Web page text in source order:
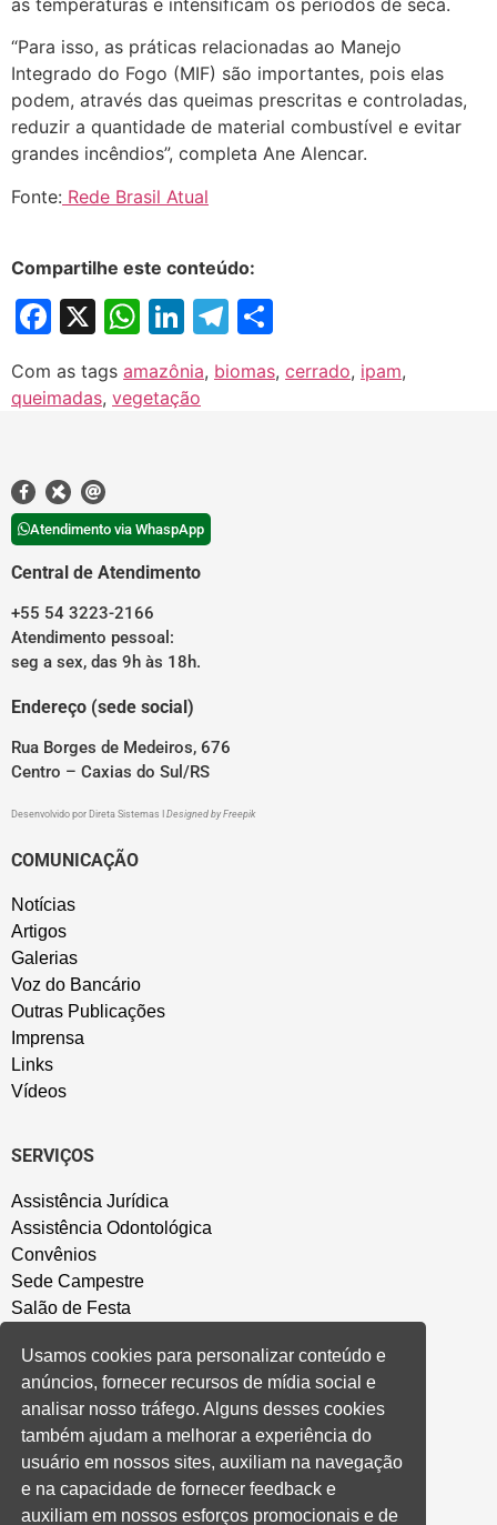
“Para isso, as práticas relacionadas ao Manejo
Integrado do Fogo (MIF) são importantes, pois elas
podem, através das queimas prescritas e controladas,
reduzir a quantidade de material combustível e evitar
grandes incêndios”, completa Ane Alencar.
Fonte: Rede Brasil Atual
Compartilhe este conteúdo:
Facebook
X WhatsApp
LinkedIn
Telegram
Com as tags amazônia, biomas, cerrado, ipam,
queimadas, vegetação
Atendimento via WhaspApp
Central de Atendimento
+55 54 3223-2166
Atendimento pessoal:
seg a sex, das 9h às 18h.
Endereço (sede social)
Rua Borges de Medeiros, 676
Centro – Caxias do Sul/RS
Desenvolvido por Direta Sistemas Designed by Freepik
COMUNICAÇÃO
Notícias
Artigos
Galerias
Voz do Bancário
Outras Publicações
Imprensa
Links
Vídeos
SERVIÇOS
Assistência Jurídica
Assistência Odontológica
Convênios
Sede Campestre
Salão de Festa
CONVENÇÃO COLETIVA E ACORDOS
Convenções Coletivas
Banco do Brasil
Caixa Econômica Federal
Usamos cookies para personalizar conteúdo e
anúncios, fornecer recursos de mídia social e
analisar nosso tráfego. Alguns desses cookies
também ajudam a melhorar a experiência do
usuário em nossos sites, auxiliam na navegação
e na capacidade de fornecer feedback e
auxiliam em nossos esforços promocionais e de